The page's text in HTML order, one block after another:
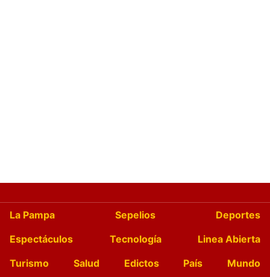
La Pampa Sepelios
Deportes
Espectáculos
Tecnología
Linea Abierta
Turismo
Salud Edictos País
Mundo